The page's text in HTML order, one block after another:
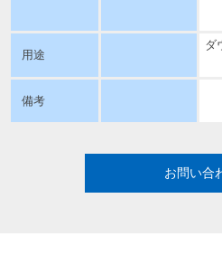
用途
ダ
備考
お問い合